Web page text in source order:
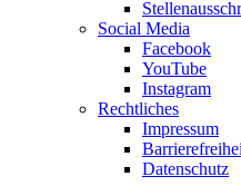
Social Media
Facebook
YouTube
Instagram
Rechtliches
Impressum
Datenschutz